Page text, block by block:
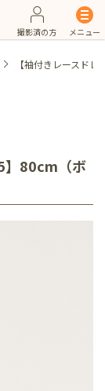
撮影済の方 メニュー
【袖付きレースド
】80cm（ボ